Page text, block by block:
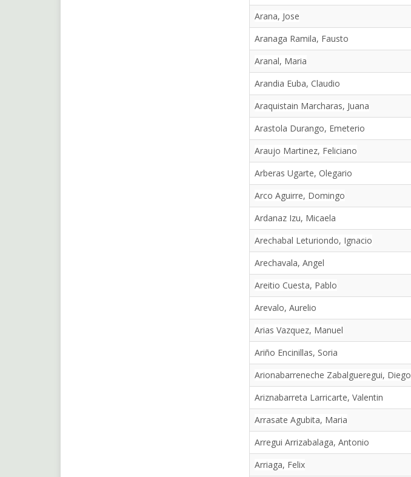
Arana, Jose
Aranaga Ramila, Fausto
Aranal, Maria
Arandia Euba, Claudio
Araquistain Marcharas, Juana
Arastola Durango, Emeterio
Araujo Martinez, Feliciano
Arberas Ugarte, Olegario
Arco Aguirre, Domingo
Ardanaz Izu, Micaela
Arechabal Leturiondo, Ignacio
Arechavala, Angel
Areitio Cuesta, Pablo
Arevalo, Aurelio
Arias Vazquez, Manuel
Ariño Encinillas, Soria
Arionabarreneche Zabalgueregui, Diego
Ariznabarreta Larricarte, Valentin
Arrasate Agubita, Maria
Arregui Arrizabalaga, Antonio
Arriaga, Felix